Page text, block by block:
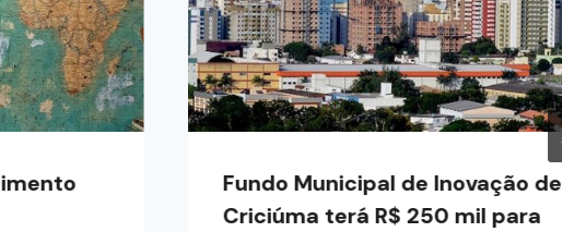
Fundo Municipal de Inovação de
Criciúma terá R$ 250 mil para